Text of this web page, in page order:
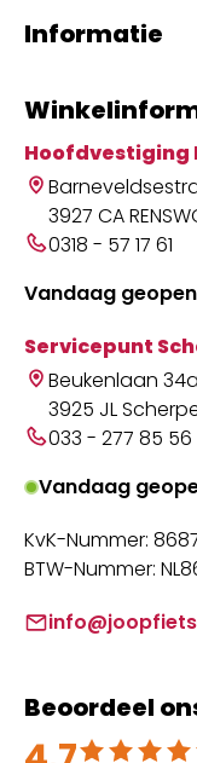
Informatie
Hoofdvestiging
3927 CA
0318 - 57 17 61
Vandaag
Servicepunt
Beukenlaan 34a
3925 JL
033 - 277 85 56
Vandaag
KvK-Nummer:
BTW-Nummer:
Beoordeel
Beoordeeld met